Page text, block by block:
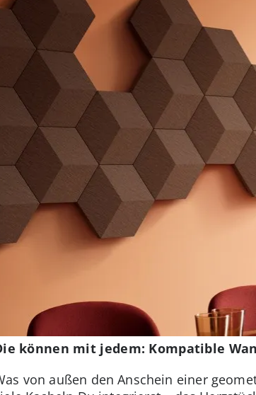
können mit jedem: Kompatible
von außen den Anschein einer